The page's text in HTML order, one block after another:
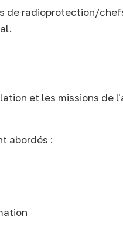
de radioprotection/
et les missions de
abordés :